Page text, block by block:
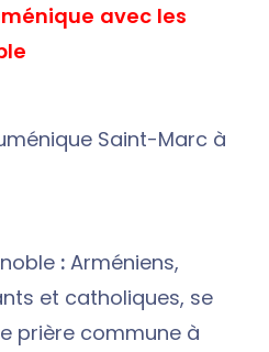
avec les
Saint-Marc à
: Arméniens,
et catholiques, se
prière commune à